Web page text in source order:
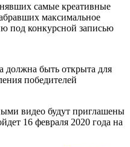
самые креативные
максимальное
под конкурсной записью
должна быть открыта для
победителей
видео будут приглашены
16 февраля 2020 года на